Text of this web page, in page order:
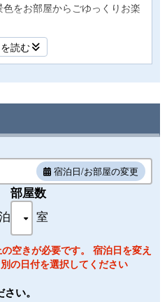
をお部屋からごゆっくりお楽
ス無し
オル2枚（追加は有料となり
ク資源循環促進法』という法
バスタオルのご用意のみとな
ださいませ。
なりますのでご連絡下さいま
い場合もございます）
読む
宿泊日/お部屋の変更
部屋数
室
空きが必要です。 宿泊日を変え
の日付を選択してください
い。